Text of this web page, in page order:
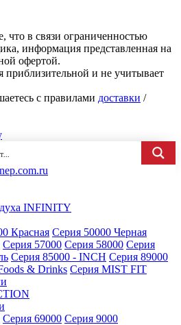
в связи ограниченностью
информация представленная на
офертой.
приблизительной и не учитывает
с правилами доставки /
INFINITY
Красная Серия 50000 Черная
Серия 57000 Серия 58000 Серия
Серия 85000 - INCH Серия 89000
& Drinks Серия MIST FIT
Серия 69000 Серия 9000